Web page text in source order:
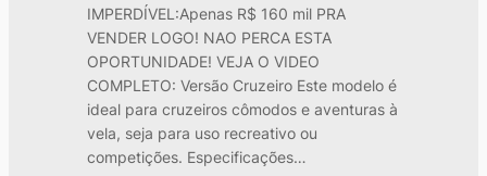
IMPERDÍVEL:Apenas R$ 160 mil PRA
VENDER LOGO! NAO PERCA ESTA
OPORTUNIDADE! VEJA O VIDEO
COMPLETO: Versão Cruzeiro Este modelo é
ideal para cruzeiros cômodos e aventuras à
vela, seja para uso recreativo ou
competições. Especificações…